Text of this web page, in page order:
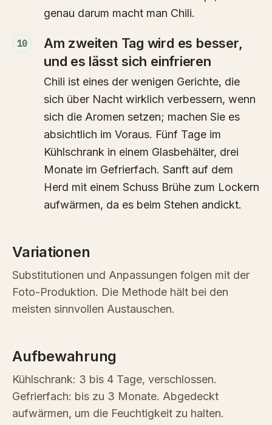
genau darum macht man Chili.
10
Am zweiten Tag wird es besser,
und es lässt sich einfrieren
Chili ist eines der wenigen Gerichte, die
sich über Nacht wirklich verbessern, wenn
sich die Aromen setzen; machen Sie es
absichtlich im Voraus. Fünf Tage im
Kühlschrank in einem Glasbehälter, drei
Monate im Gefrierfach. Sanft auf dem
Herd mit einem Schuss Brühe zum Lockern
aufwärmen, da es beim Stehen andickt.
Variationen
Substitutionen und Anpassungen folgen mit der
Foto-Produktion. Die Methode hält bei den
meisten sinnvollen Austauschen.
Aufbewahrung
Kühlschrank: 3 bis 4 Tage, verschlossen.
Gefrierfach: bis zu 3 Monate. Abgedeckt
aufwärmen, um die Feuchtigkeit zu halten.